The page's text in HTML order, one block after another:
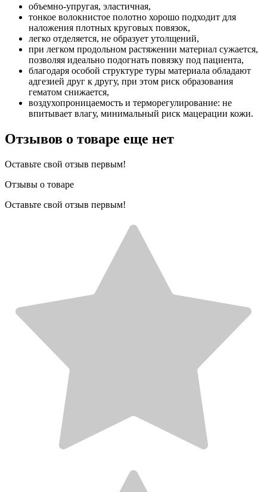
объемно-упругая, эластичная,
тонкое волокнистое полотно хорошо подходит для
наложения плотных круговых повязок,
легко отделяется, не образует утолщений,
при легком продольном растяжении материал сужается,
позволяя идеально подогнать повязку под пациента,
благодаря особой структуре туры материала обладают
адгезией друг к другу, при этом риск образования
гематом снижается,
воздухопроницаемость и терморегулирование: не
впитывает влагу, минимальный риск мацерации кожи.
Отзывов о товаре еще нет
Оставьте свой отзыв первым!
Отзывы о товаре
Оставьте свой отзыв первым!